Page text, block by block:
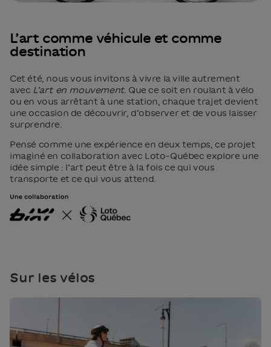
L’art comme véhicule et comme
destination
Cet été, nous vous invitons à vivre la ville autrement
avec L’art en mouvement. Que ce soit en roulant à vélo
ou en vous arrêtant à une station, chaque trajet devient
une occasion de découvrir, d’observer et de vous laisser
surprendre.
Pensé comme une expérience en deux temps, ce projet
imaginé en collaboration avec Loto-Québec explore une
idée simple : l’art peut être à la fois ce qui vous
transporte et ce qui vous attend.
Sur les vélos